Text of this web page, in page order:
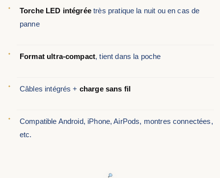
Torche LED intégréetrès pratique la nuit ou en cas de
panne
Format ultra-compact, tient dans la poche
Câbles intégrés + charge sans fil
Compatible Android, iPhone, AirPods, montres connectées,
etc.